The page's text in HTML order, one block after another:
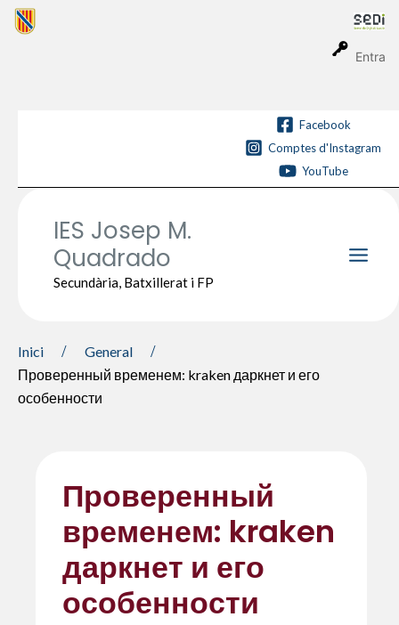
Entra
Vés
Facebook
Comptes d'Instagram
YouTube
IES Josep M.
Quadrado
Secundària, Batxillerat i FP
Inici
General
Проверенный временем: kraken даркнет и его
особенности
Проверенный
временем: kraken
даркнет и его
особенности